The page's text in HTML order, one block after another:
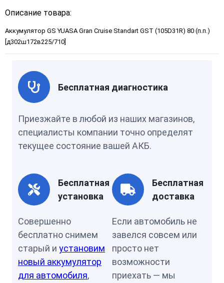
Описание товара:
Аккумулятор GS YUASA Gran Cruise Standart GST (105D31R) 80 (п.п.)
[д302ш172в225/710]
Бесплатная диагностика
Приезжайте в любой из наших магазинов,
специалисты компании точно определят
текущее состояние вашей АКБ.
Бесплатная
установка
Совершенно
бесплатно снимем
старый и установим
новый аккумулятор
для автомобиля,
Бесплатная
доставка
Если автомобиль не
завелся совсем или
просто нет
возможности
приехать — мы